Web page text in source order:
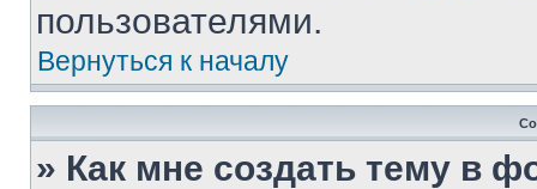
пользователями.
Вернуться к началу
» Как мне создать тему в